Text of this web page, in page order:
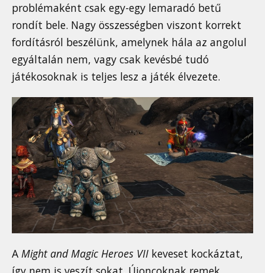
problémaként csak egy-egy lemaradó betű
rondít bele. Nagy összességben viszont korrekt
fordításról beszélünk, amelynek hála az angolul
egyáltalán nem, vagy csak kevésbé tudó
játékosoknak is teljes lesz a játék élvezete.
A Might and Magic Heroes VII keveset kockáztat,